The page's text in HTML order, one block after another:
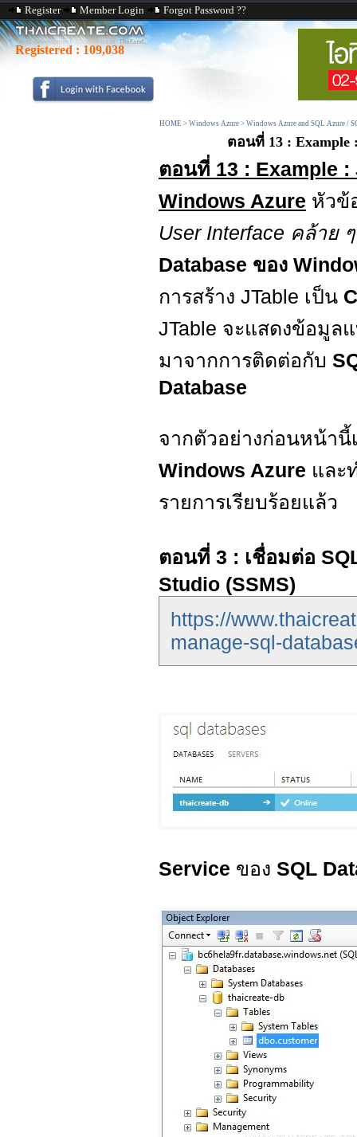
Register Member Login Forgot Password ??
Registered : 109,038
HOME > Windows Azure > Windows Azure and SQL Azure /
ตอนที่ 13 : Example
ตอนที่ 13 : Example :
Windows Azure หัวข้
User Interface คล้าย
Database ของ
การสร้าง JTable เป็น
JTable จะแสดงข้อมูล
มาจากการติดต่อกับ
Database
จากตัวอย่างก่อนหน้านี้
Windows Azure และ
รายการเรียบร้อยแล้ว
ตอนที่ 3 : เชื่อมต่อ
Studio (SSMS)
https://
manage-sql-
Service ของ SQL